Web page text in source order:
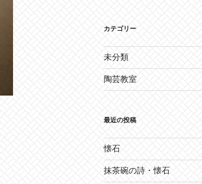
カテゴリー
未分類
陶芸教室
最近の投稿
懐石
抹茶碗の詩・懐石